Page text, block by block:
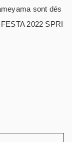
sont dés
2022 SPRI